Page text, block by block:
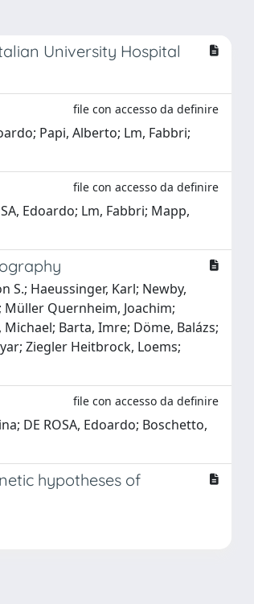
University Hospital
file con accesso da definire
Papi, Alberto; Lm, Fabbri;
file con accesso da definire
Edoardo; Lm, Fabbri; Mapp,
S.; Haeussinger, Karl; Newby,
Müller Quernheim, Joachim;
Barta, Imre; Döme, Balázs;
Ziegler Heitbrock, Loems;
file con accesso da definire
DE ROSA, Edoardo; Boschetto,
hypotheses of